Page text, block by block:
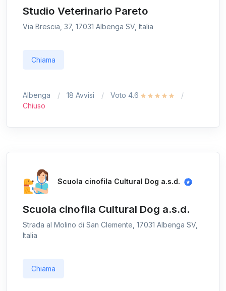
Studio Veterinario Pareto
Via Brescia, 37, 17031 Albenga SV, Italia
Chiama
Albenga 18 Avvisi
Voto 4.6
Chiuso
Scuola cinofila Cultural Dog a.s.d.
Scuola cinofila Cultural Dog a.s.d.
Strada al Molino di San Clemente, 17031 Albenga SV,
Italia
Chiama